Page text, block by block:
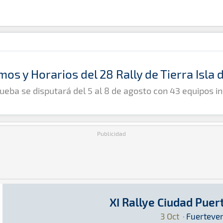
y Horarios del 28 Rally de Tierra Isla
se disputará del 5 al 8 de agosto con 43 equipos
Publicidad
XI Rallye Ciudad Puerto del Rosario
XI Rallye Ciudad
3 Oct ·
Tierra · XI Rallye Ciudad Puerto del